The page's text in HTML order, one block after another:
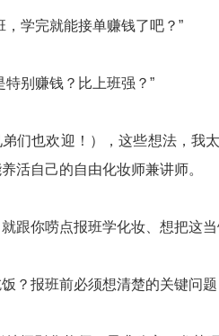
，学完就能接单赚钱了吧？”
特别赚钱？比上班强？”
们也欢迎！），这些想法，我
活自己的自由化妆师兼讲师。
跟你唠点报班学化妆、想把这
？报班前必须想清楚的关键问题